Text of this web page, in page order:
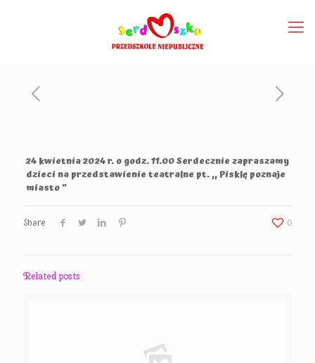
24 kwietnia 2024 r. o godz. 11.00 Serdecznie zapraszamy
dzieci na przedstawienie teatralne pt. ,, Pisklę poznaje
miasto ”
Share 0
Related posts